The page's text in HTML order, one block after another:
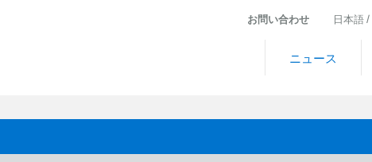
お問い合わせ 日本語 /
ニュース